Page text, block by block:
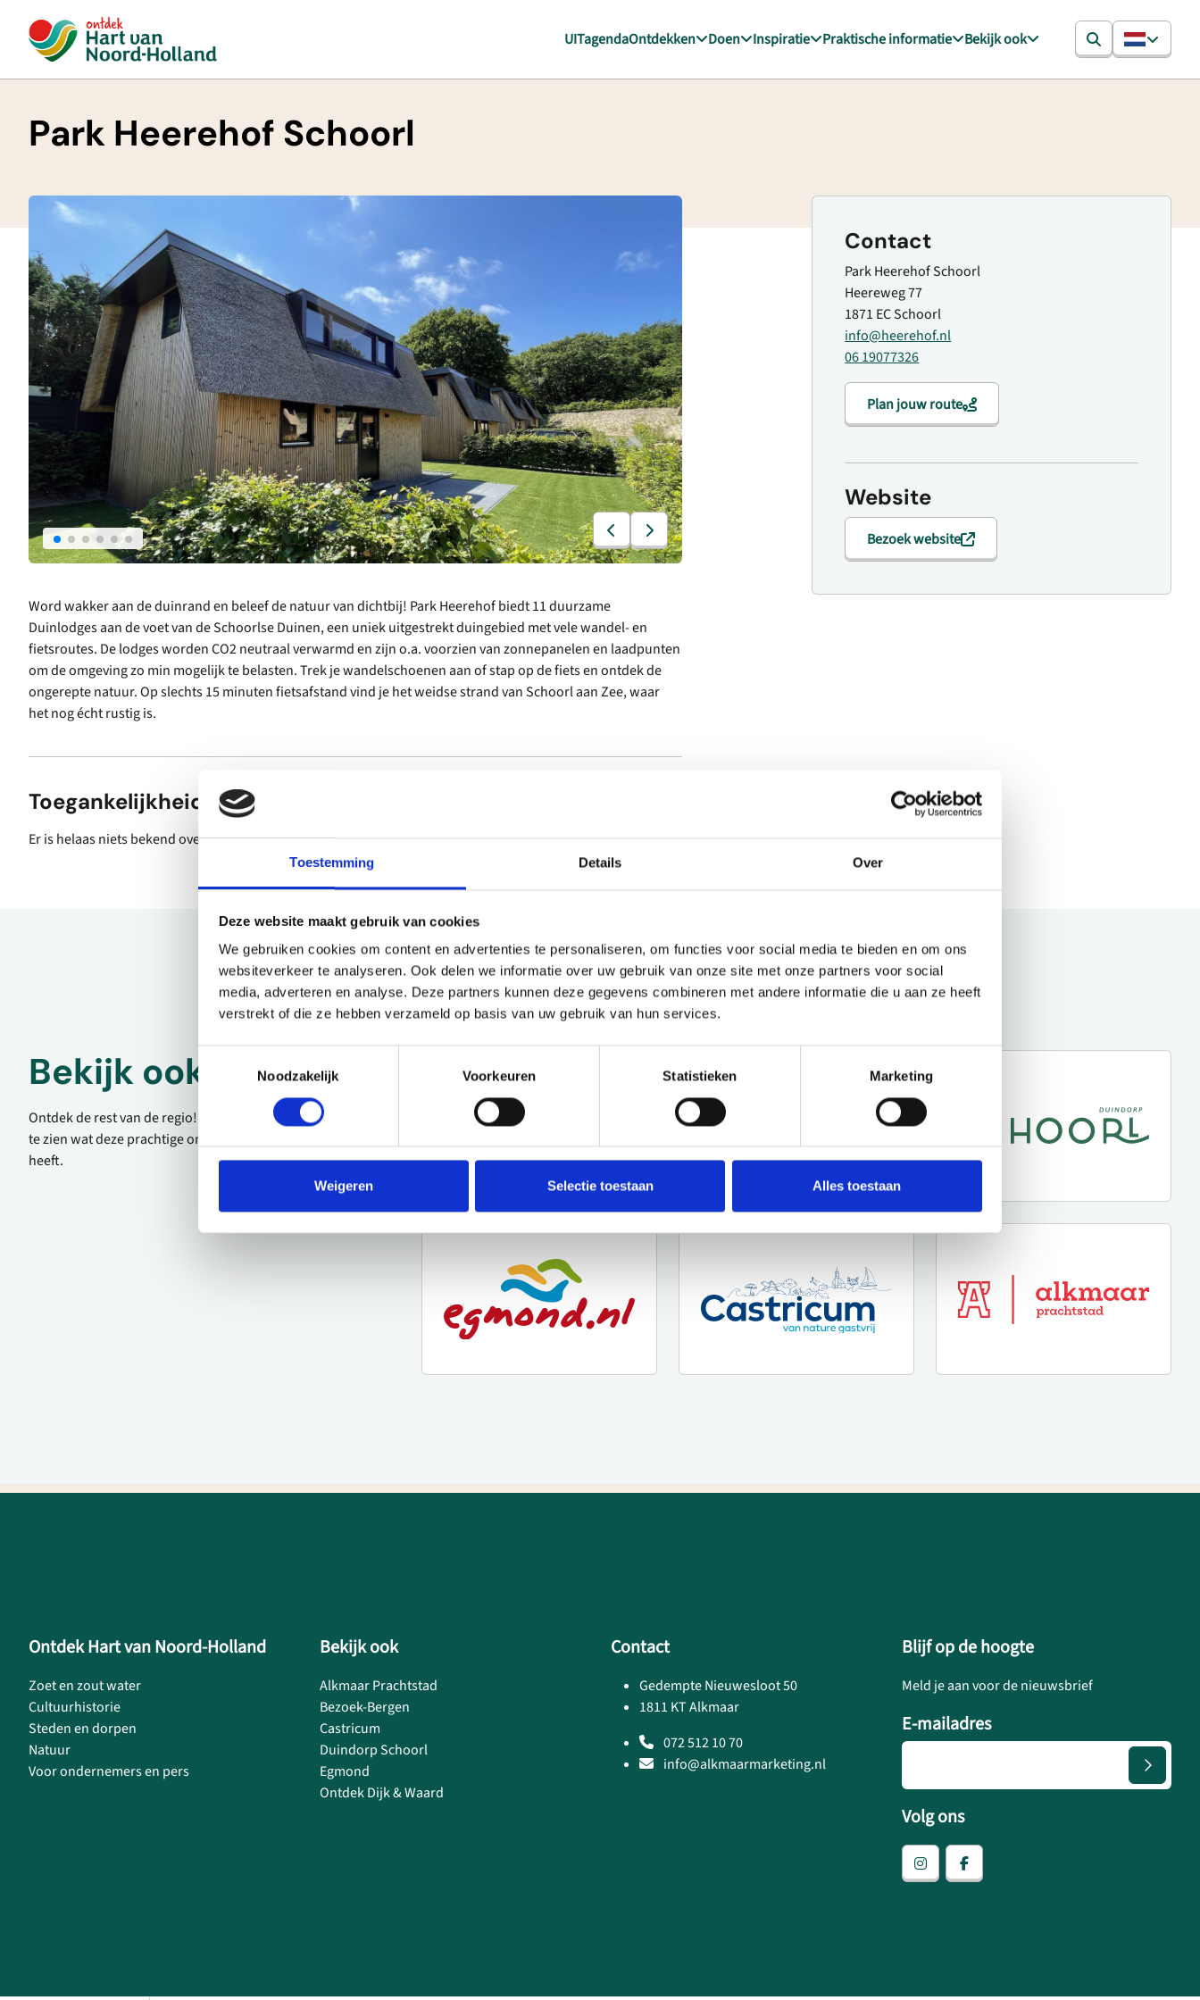
Toestemming Details Over
Deze website maakt gebruik van cookies
We gebruiken cookies om content en advertenties te personaliseren, om functies voor social media te bieden en om ons
websiteverkeer te analyseren. Ook delen we informatie over uw gebruik van onze site met onze partners voor social
media, adverteren en analyse. Deze partners kunnen deze gegevens combineren met andere informatie die u aan ze heeft
verstrekt of die ze hebben verzameld op basis van uw gebruik van hun services.
Noodzakelijk
Voorkeuren Statistieken Marketing
Weigeren Selectie toestaan Alles toestaan
UITagendaOntdekken Doen Inspiratie Praktische informatie Bekijk ook
Park Heerehof Schoorl
Word wakker aan de duinrand en beleef de natuur van dichtbij! Park Heerehof biedt 11 duurzame
Duinlodges aan de voet van de Schoorlse Duinen, een uniek uitgestrekt duingebied met vele wandel- en
fietsroutes. De lodges worden CO2 neutraal verwarmd en zijn o.a. voorzien van zonnepanelen en laadpunten
om de omgeving zo min mogelijk te belasten. Trek je wandelschoenen aan of stap op de fiets en ontdek de
ongerepte natuur. Op slechts 15 minuten fietsafstand vind je het weidse strand van Schoorl aan Zee, waar
het nog écht rustig is.
Toegankelijkheid
Er is helaas niets bekend over de toegankelijkheid.
Contact
Park Heerehof Schoorl
Heereweg 77
1871 EC Schoorl
info@heerehof.nl
06 19077326
Plan jouw route
Website
Bezoek website
Bekijk ook eens
Ontdek de rest van de regio! Bekijk de andere websites om
te zien wat deze prachtige omgeving nog meer te bieden
heeft.
Ontdek Hart van Noord-Holland
Zoet en zout water
Cultuurhistorie
Steden en dorpen
Natuur
Voor ondernemers en pers
Bekijk ook
Alkmaar Prachtstad
Bezoek-Bergen
Castricum
Duindorp Schoorl
Egmond
Ontdek Dijk & Waard
Contact
Gedempte Nieuwesloot 50
1811 KT Alkmaar
072 512 10 70
info@alkmaarmarketing.nl
Blijf op de hoogte
Meld je aan voor de nieuwsbrief
E-mailadres
Volg ons